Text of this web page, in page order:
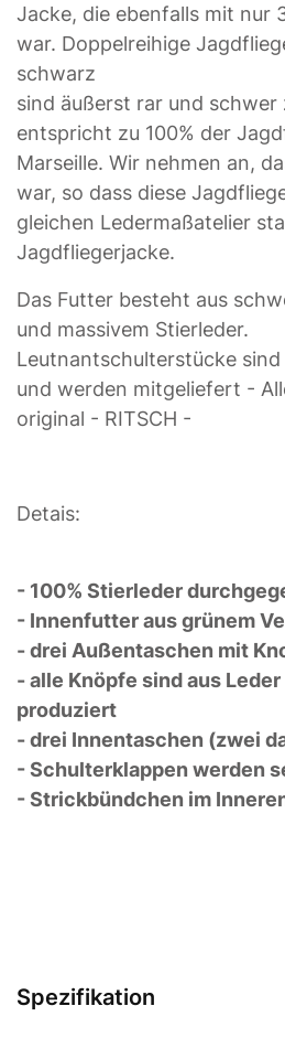
Jacke, die ebenfalls mit nur
war. Doppelreihige
schwarz
sind äußerst rar und
entspricht zu 100% der
Marseille. Wir nehmen an,
war, so dass diese
gleichen Ledermaßatelier
Jagdfliegerjacke.
Das Futter besteht aus
und massivem Stierleder.
Leutnantschulterstücke
und werden mitgeliefert -
original - RITSCH -
Detais:
- 100% Stierleder
- Innenfutter aus grünem
- drei Außentaschen mit
- alle Knöpfe sind aus
produziert
- drei Innentaschen (zwei
- Schulterklappen werden
- Strickbündchen im
Spezifikation